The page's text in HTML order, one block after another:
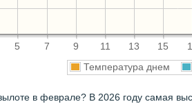
5 7 9 11 13 15
Температура днем
в феврале? В 2026 году самая